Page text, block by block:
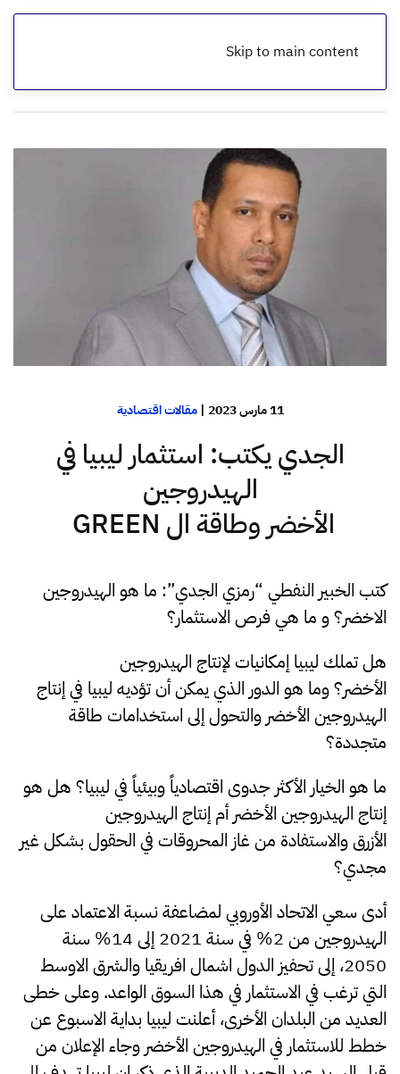
Skip to main content
الرئيسية
11 مارس 2023 |مقالات اقتصادية
الجدي يكتب: استثمار ليبيا في
الهيدروجين
الأخضر وطاقة ال GREEN
كتب الخبير النفطي “رمزي الجدي”: ما هو الهيدروجين
الاخضر؟ و ما هي فرص الاستثمار؟
هل تملك ليبيا إمكانيات لإنتاج الهيدروجين
الأخضر؟ وما هو الدور الذي يمكن أن تؤديه ليبيا في إنتاج
الهيدروجين الأخضر والتحول إلى استخدامات طاقة
متجددة؟
ما هو الخيار الأكثر جدوى اقتصادياً وبيئياً في ليبيا؟ هل هو
إنتاج الهيدروجين الأخضر أم إنتاج الهيدروجين
الأزرق والاستفادة من غاز المحروقات في الحقول بشكل غير
مجدي؟
أدى سعي الاتحاد الأوروبي لمضاعفة نسبة الاعتماد على
الهيدروجين من 2% في سنة 2021 إلى 14% سنة
2050، إلى تحفيز الدول اشمال افريقيا والشرق الاوسط
التي ترغب في الاستثمار في هذا السوق الواعد. وعلى خطى
العديد من البلدان الأخرى، أعلنت ليبيا بداية الاسبوع عن
خطط للاستثمار في الهيدروجين الأخضر وجاء الإعلان من